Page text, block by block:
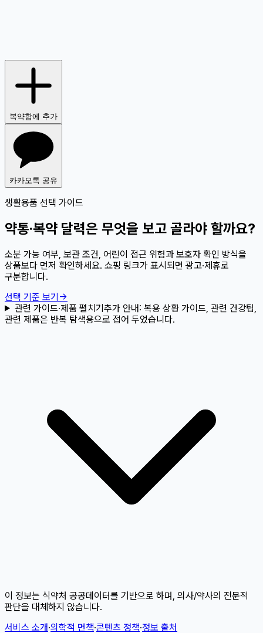
복약함에 추가
카카오톡 공유
생활용품 선택 가이드
약통·복약 달력은 무엇을 보고 골라야 할까요?
소분 가능 여부, 보관 조건, 어린이 접근 위험과 보호자 확인 방식을
상품보다 먼저 확인하세요. 쇼핑 링크가 표시되면 광고·제휴로
구분합니다.
선택 기준 보기 →
관련 가이드·제품 펼치기추가 안내: 복용 상황 가이드, 관련 건강팁,
관련 제품은 반복 탐색용으로 접어 두었습니다.
이 정보는 식약처 공공데이터를 기반으로 하며, 의사/약사의 전문적
판단을 대체하지 않습니다.
서비스 소개·의학적 면책·콘텐츠 정책·정보 출처